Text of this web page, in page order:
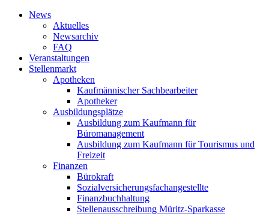
News
Aktuelles
Newsarchiv
FAQ
Veranstaltungen
Stellenmarkt
Apotheken
Kaufmännischer Sachbearbeiter
Apotheker
Ausbildungsplätze
Ausbildung zum Kaufmann für
Büromanagement
Ausbildung zum Kaufmann für Tourismus und
Freizeit
Finanzen
Bürokraft
Sozialversicherungsfachangestellte
Finanzbuchhaltung
Stellenausschreibung Müritz-Sparkasse